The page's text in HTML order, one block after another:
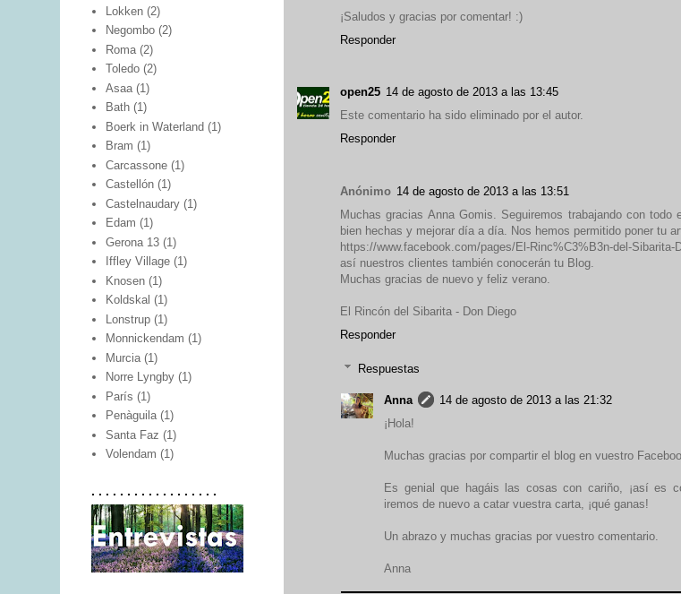
¡Saludos y gracias por comentar! :)
Responder
open25 14 de agosto de 2013 a las 13:45
Este comentario ha sido eliminado por el autor.
Responder
Anónimo 14 de agosto de 2013 a las 13:51
Muchas gracias Anna Gomis. Seguiremos trabajando con todo
bien hechas y mejorar día a día. Nos hemos permitido poner tu
https://www.facebook.com/pages/El-Rinc%C3%B3n-del-Sibarita-
así nuestros clientes también conocerán tu Blog.
Muchas gracias de nuevo y feliz verano.
El Rincón del Sibarita - Don Diego
Responder
Respuestas
Anna
14 de agosto de 2013 a las 21:32
¡Hola!
Muchas gracias por compartir el blog en vuestro
Es genial que hagáis las cosas con cariño, ¡así es
iremos de nuevo a catar vuestra carta, ¡qué ganas!
Un abrazo y muchas gracias por vuestro comentario.
Anna
Lokken (2)
Negombo (2)
Roma (2)
Toledo (2)
Asaa (1)
Bath (1)
Boerk in Waterland (1)
Bram (1)
Carcassone (1)
Castellón (1)
Castelnaudary (1)
Edam (1)
Gerona 13 (1)
Iffley Village (1)
Knosen (1)
Koldskal (1)
Lonstrup (1)
Monnickendam (1)
Murcia (1)
Norre Lyngby (1)
París (1)
Penàguila (1)
Santa Faz (1)
Volendam (1)
. . . . . . . . . . . . . . . . . .